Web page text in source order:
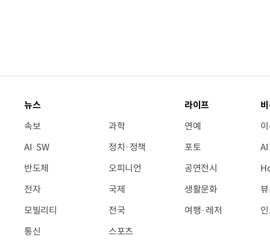
뉴스
속보
AI·SW
반도체
전자
모빌리티
통신
과학
정치·정책
오피니언
국제
전국
스포츠
라이프
연예
포토
공연전시
생활문화
여행·레저